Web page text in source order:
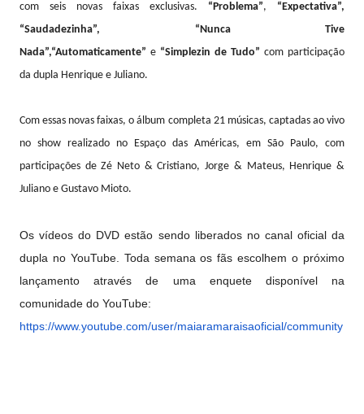
com seis novas faixas exclusivas.
“Problema”, “Expectativa”,
“Saudadezinha”,
“Nunca Tive
Nada”,“Automaticamente” e “Simplezin de Tudo” com participação
da dupla Henrique e Juliano.
Com essas novas faixas, o álbum completa 21 músicas, captadas ao vivo
no show realizado no Espaço das Américas, em São Paulo, com
participações de Zé Neto & Cristiano, Jorge & Mateus, Henrique &
Juliano e Gustavo Mioto.
Os vídeos do DVD estão sendo liberados no canal oficial da
dupla no YouTube. Toda semana os fãs escolhem o próximo
lançamento através de uma enquete disponível na
comunidade do YouTube:
https://www.youtube.com/user/maiaramaraisaoficial/community